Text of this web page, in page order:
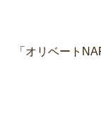
「オリベート